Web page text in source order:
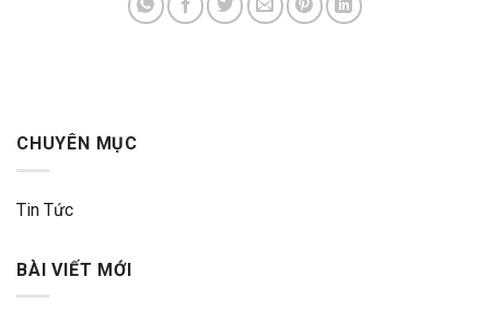
CHUYÊN MỤC
Tin Tức
BÀI VIẾT MỚI